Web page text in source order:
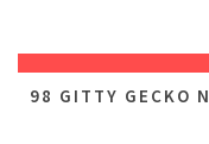
98 GITTY GECKO